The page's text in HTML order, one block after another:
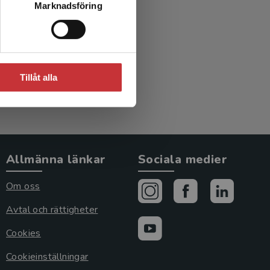
Marknadsföring
Tillåt alla
Allmänna länkar
Om oss
Avtal och rättigheter
Cookies
Cookieinställningar
Sociala medier